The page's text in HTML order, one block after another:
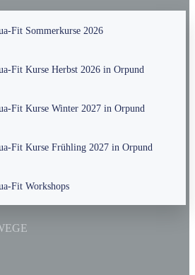
Fit Sommerkurse 2026
Fit Kurse Herbst 2026 in Orpund
Fit Kurse Winter 2027 in Orpund
Fit Kurse Frühling 2027 in Orpund
Fit Workshops